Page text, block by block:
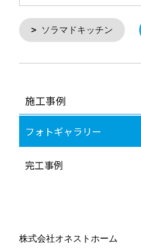
ソラマドキッチン
施工事例
フォトギャラリー
完工事例
株式会社オネストホーム